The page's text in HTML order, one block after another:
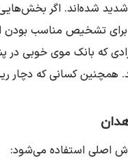
شده‌اند. اگر
برای تشخیص مناسب
بانک موی خوبی در
همچنین کسانی که دچار